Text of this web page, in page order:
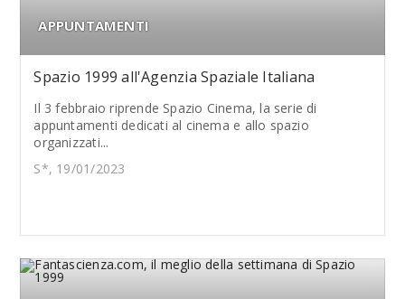
APPUNTAMENTI
Spazio 1999 all'Agenzia Spaziale Italiana
Il 3 febbraio riprende Spazio Cinema, la serie di
appuntamenti dedicati al cinema e allo spazio
organizzati...
S*, 19/01/2023